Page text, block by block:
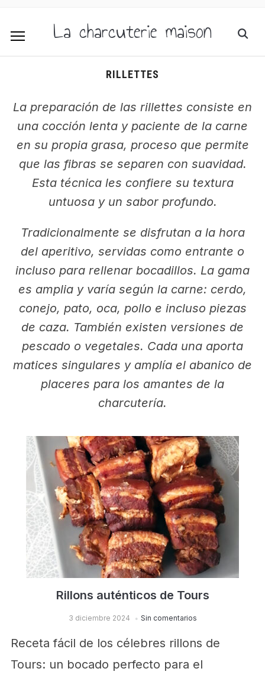
La charcuterie maison
RILLETTES
La preparación de las rillettes consiste en
una cocción lenta y paciente de la carne
en su propia grasa, proceso que permite
que las fibras se separen con suavidad.
Esta técnica les confiere su textura
untuosa y un sabor profundo.
Tradicionalmente se disfrutan a la hora
del aperitivo, servidas como entrante o
incluso para rellenar bocadillos. La gama
es amplia y varía según la carne: cerdo,
conejo, pato, oca, pollo e incluso piezas
de caza. También existen versiones de
pescado o vegetales. Cada una aporta
matices singulares y amplía el abanico de
placeres para los amantes de la
charcutería.
Rillons auténticos de Tours
3 diciembre 2024 Sin comentarios
Receta fácil de los célebres rillons de
Tours: un bocado perfecto para el